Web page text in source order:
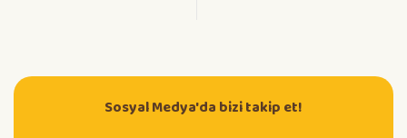
Sosyal Medya'da bizi takip et!